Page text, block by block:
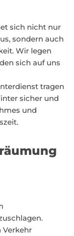
sich nicht nur
sondern auch
Wir legen
sich auf uns
tragen
sicher und
und
Verkehr